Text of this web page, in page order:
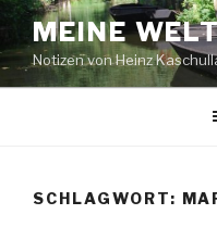
Zum
Inhalt
springen
MEINE
Notizen von Heinz
SCHLAGWORT: